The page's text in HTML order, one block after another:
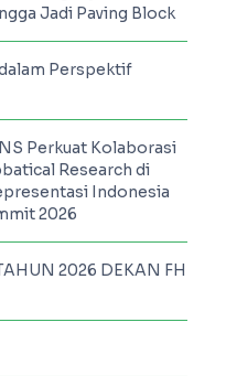
Jadi Paving Block
Perspektif
Perkuat Kolaborasi
Research di
Indonesia
2026
2026 DEKAN FH